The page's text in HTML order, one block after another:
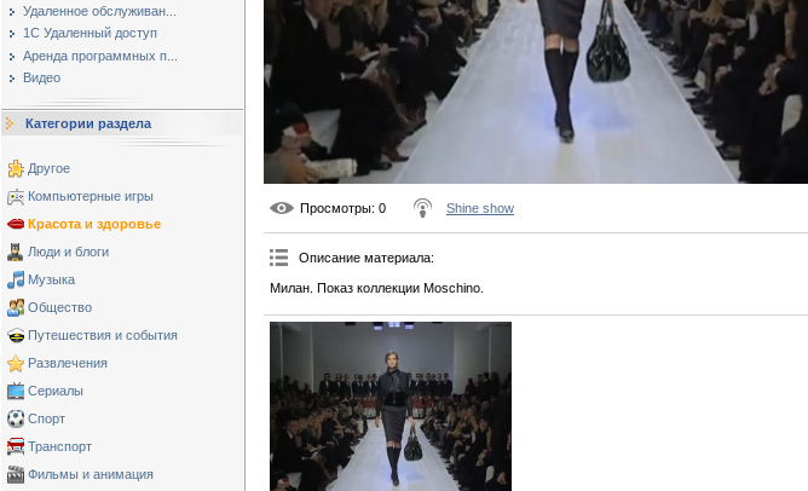
Удаленное обслуживан...
1С Удаленный доступ
Аренда программных п...
Видео
Категории раздела
Другое
Компьютерные игры
Красота и здоровье
Люди и блоги
Музыка
Общество
Путешествия и события
Развлечения
Сериалы
Спорт
Транспорт
Фильмы и анимация
Просмотры: 0 Shine show
Описание материала:
Милан. Показ коллекции Moschino.